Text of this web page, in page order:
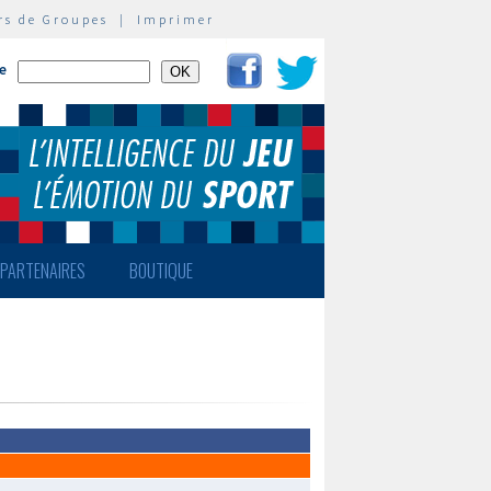
de Groupes | Imprimer
PARTENAIRES BOUTIQUE